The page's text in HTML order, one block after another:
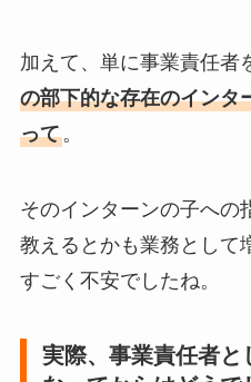
加えて、単に事業責任者
の部下的な存在のインタ
って。
そのインターンの子への
教えるとかも業務として
すごく不安でしたね。
実際、事業責任者と